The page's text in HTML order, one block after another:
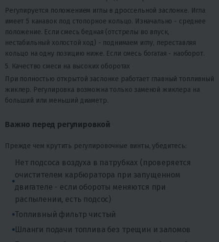
Регулируется положением иглы в дроссельной заслонке. Игла
имеет 5 канавок под стопорное кольцо. Изначально - среднее
положение. Если смесь бедная (отстрелы во впуск,
нестабильный холостой ход) - поднимаем иглу, переставляя
кольцо на одну позицию ниже. Если смесь богатая - наоборот.
5. Качество смеси на высоких оборотах
При полностью открытой заслонке работает главный топливный
жиклер. Регулировка возможна только заменой жиклера на
больший или меньший диаметр.
Важно перед регулировкой
Прежде чем крутить регулировочные винты, убедитесь:
Нет подсоса воздуха в патрубках (проверяется
очистителем карбюратора при запущенном
двигателе - если обороты меняются при
распылении, есть подсос)
Топливный фильтр чистый
Шланги подачи топлива без трещин и заломов